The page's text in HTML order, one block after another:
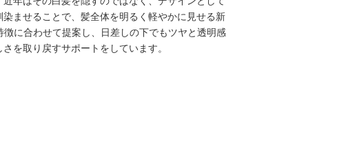
ませることで、髪全体を明るく軽やかに見せる新
に合わせて提案し、日差しの下でもツヤと透明感
を取り戻すサポートをしています。